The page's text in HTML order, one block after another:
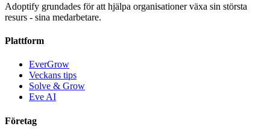
Adoptify grundades för att hjälpa organisationer växa sin största
resurs - sina medarbetare.
Plattform
EverGrow
Veckans tips
Solve & Grow
Eve AI
Företag